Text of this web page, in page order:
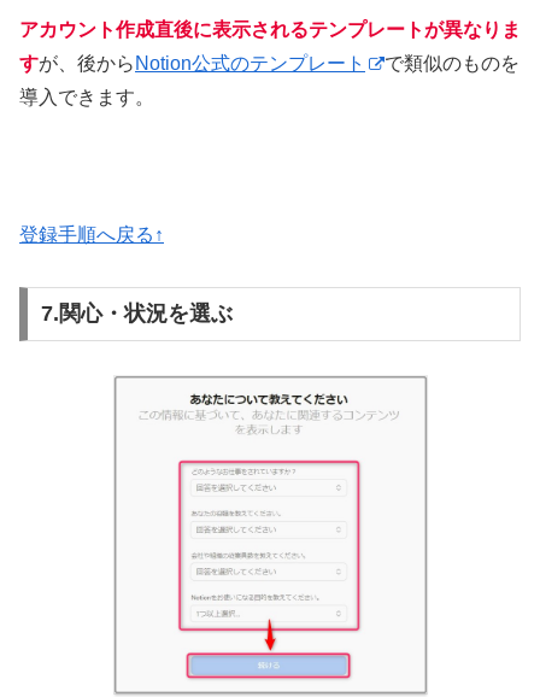
アカウント作成直後に表示されるテンプレートが異なりま
すが、後から Notion公式のテンプレート
で類似のものを
導入できます。
登録手順へ戻る↑
7.関心・状況を選ぶ